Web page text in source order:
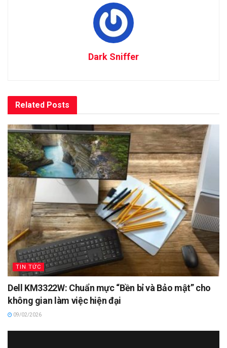
Dark Sniffer
Related Posts
TIN TỨC
Dell KM3322W: Chuẩn mực “Bền bỉ và Bảo mật” cho
không gian làm việc hiện đại
09/02/2026